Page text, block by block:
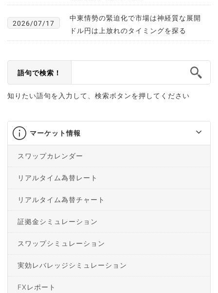
2026/07/17
中東情勢の緊迫化で市場は神経質な展開
ドル円は上放れのタイミングを探る
語句で検索！
知りたい語句を入力して、検索ボタンを押してください
マーケット情報
スワップカレンダー
リアルタイム為替レート
リアルタイム為替チャート
証拠金シミュレーション
スワップシミュレーション
実効レバレッジシミュレーション
FXレポート